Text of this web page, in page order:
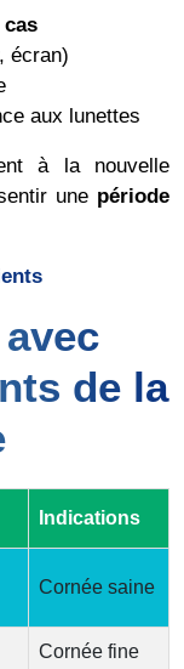
cas
écran)
aux lunettes
à la nouvelle
une période
de la
Indications
Cornée saine
Cornée fine